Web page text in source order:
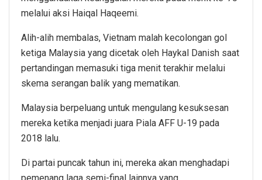
melalui aksi Haiqal Haqeemi.
Alih-alih membalas, Vietnam malah kecolongan gol
ketiga Malaysia yang dicetak oleh Haykal Danish saat
pertandingan memasuki tiga menit terakhir melalui
skema serangan balik yang mematikan.
Malaysia berpeluang untuk mengulang kesuksesan
mereka ketika menjadi juara Piala AFF U-19 pada
2018 lalu.
Di partai puncak tahun ini, mereka akan menghadapi